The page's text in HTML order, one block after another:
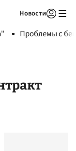
Новости
Проблемы с